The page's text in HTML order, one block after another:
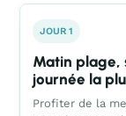
JOUR 1
Matin plage,
journée la
Profiter de la